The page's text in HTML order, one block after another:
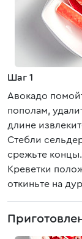
Шаг 1
Авокадо
пополам,
длине
Стебли
срежьте
Креветки
откиньте на